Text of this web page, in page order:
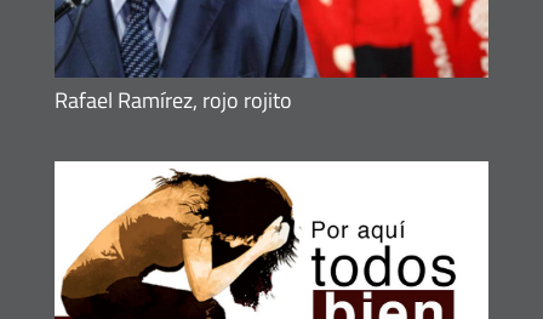
Rafael Ramírez, rojo rojito